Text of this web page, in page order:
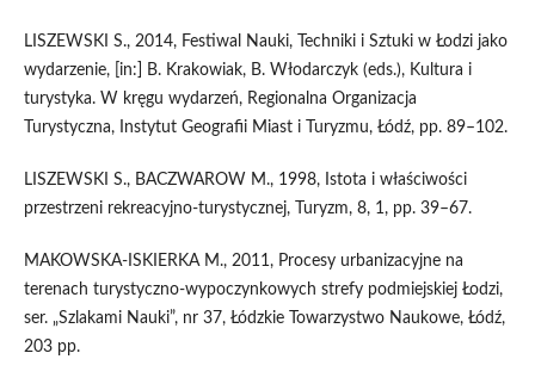
LISZEWSKI S., 2014, Festiwal Nauki, Techniki i Sztuki w Łodzi jako
wydarzenie, [in:] B. Krakowiak, B. Włodarczyk (eds.), Kultura i
turystyka. W kręgu wydarzeń, Regionalna Organizacja
Turystyczna, Instytut Geografii Miast i Turyzmu, Łódź, pp. 89–102.
LISZEWSKI S., BACZWAROW M., 1998, Istota i właściwości
przestrzeni rekreacyjno-turystycznej, Turyzm, 8, 1, pp. 39–67.
MAKOWSKA-ISKIERKA M., 2011, Procesy urbanizacyjne na
terenach turystyczno-wypoczynkowych strefy podmiejskiej Łodzi,
ser. „Szlakami Nauki”, nr 37, Łódzkie Towarzystwo Naukowe, Łódź,
203 pp.